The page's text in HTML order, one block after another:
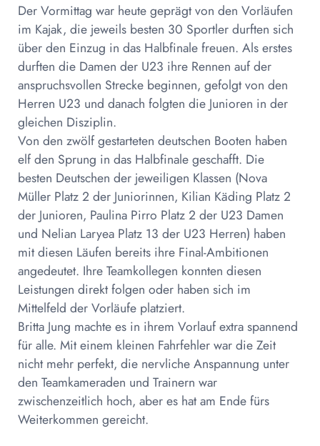
Der Vormittag war heute geprägt von den Vorläufen
im Kajak, die jeweils besten 30 Sportler durften sich
über den Einzug in das Halbfinale freuen. Als erstes
durften die Damen der U23 ihre Rennen auf der
anspruchsvollen Strecke beginnen, gefolgt von den
Herren U23 und danach folgten die Junioren in der
gleichen Disziplin.
Von den zwölf gestarteten deutschen Booten haben
elf den Sprung in das Halbfinale geschafft. Die
besten Deutschen der jeweiligen Klassen (Nova
Müller Platz 2 der Juniorinnen, Kilian Käding Platz 2
der Junioren, Paulina Pirro Platz 2 der U23 Damen
und Nelian Laryea Platz 13 der U23 Herren) haben
mit diesen Läufen bereits ihre Final-Ambitionen
angedeutet. Ihre Teamkollegen konnten diesen
Leistungen direkt folgen oder haben sich im
Mittelfeld der Vorläufe platziert.
Britta Jung machte es in ihrem Vorlauf extra spannend
für alle. Mit einem kleinen Fahrfehler war die Zeit
nicht mehr perfekt, die nervliche Anspannung unter
den Teamkameraden und Trainern war
zwischenzeitlich hoch, aber es hat am Ende fürs
Weiterkommen gereicht.